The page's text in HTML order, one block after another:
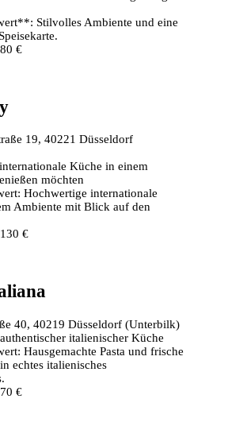
Stilvolles Ambiente und eine
€
19, 40221 Düsseldorf
Küche in einem
möchten
Hochwertige internationale
Ambiente mit Blick auf den
€
40, 40219 Düsseldorf (Unterbilk)
italienischer Küche
Hausgemachte Pasta und frische
echtes italienisches
€